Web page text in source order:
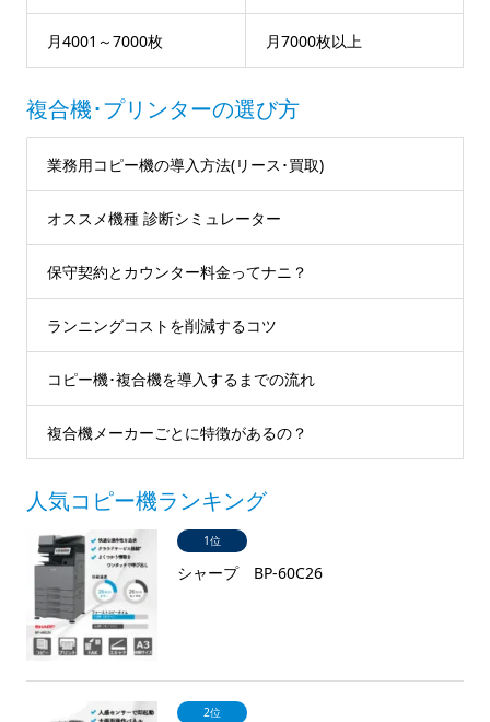
月4001～7000枚 月7000枚以上
複合機･プリンターの選び方
業務用コピー機の導入方法(リース･買取)
オススメ機種 診断シミュレーター
保守契約とカウンター料金ってナニ？
ランニングコストを削減するコツ
コピー機･複合機を導入するまでの流れ
複合機メーカーごとに特徴があるの？
人気コピー機ランキング
1位
シャープ BP-60C26
2位